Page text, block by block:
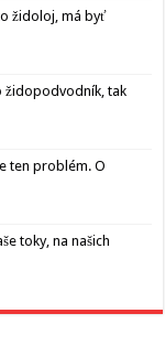
židoloj, má byť
židopodvodník, tak
ten problém. O
toky, na našich